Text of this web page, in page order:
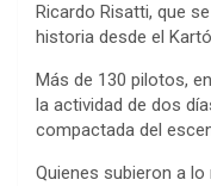
Ricardo Risatti, que
historia desde el
Más de 130 pilotos,
la actividad de dos
compactada del
Quienes subieron a